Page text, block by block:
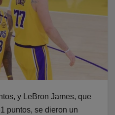
y LeBron James, que
puntos, se dieron un